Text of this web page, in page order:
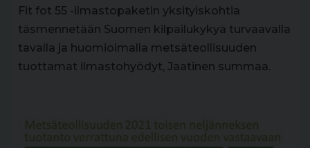
Fit fot 55 -ilmastopaketin yksityiskohtia
täsmennetään Suomen kilpailukykyä turvaavalla
tavalla ja huomioimalla metsäteollisuuden
tuottamat ilmastohyödyt, Jaatinen summaa.